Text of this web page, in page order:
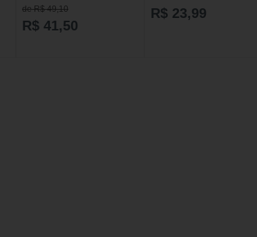
de R$ 49,10
R$ 41,50
R$ 23,99